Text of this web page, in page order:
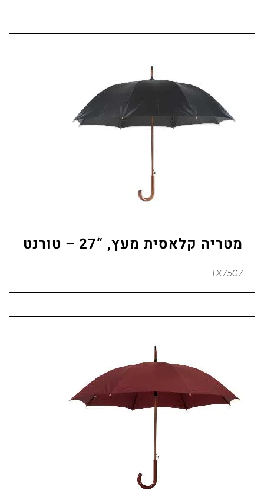
מטריה קלאסית מעץ, “27 – טורנט
TX7507